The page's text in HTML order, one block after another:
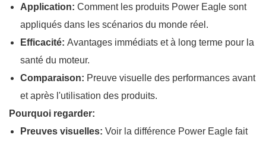
Application:Comment les produits Power Eagle sont
appliqués dans les scénarios du monde réel.
Efficacité:Avantages immédiats et à long terme pour la
santé du moteur.
Comparaison: Preuve visuelle des performances avant
et après l'utilisation des produits.
Pourquoi regarder:
Preuves visuelles:Voir la différence Power Eagle fait